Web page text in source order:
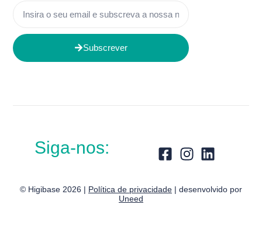
Subscrever
Siga-nos:
© Higibase 2026 | Política de privacidade | desenvolvido por
Uneed